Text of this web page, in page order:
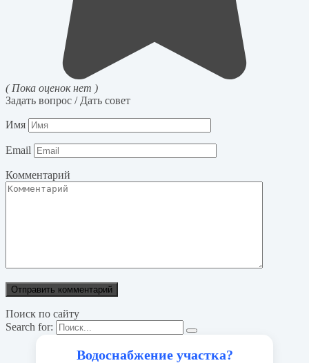
( Пока оценок нет )
Задать вопрос / Дать совет
Имя
Email
Комментарий
Поиск по сайту
Search for:
Водоснабжение участка?